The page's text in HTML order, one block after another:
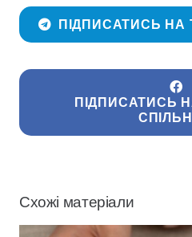
ПІДПИСАТИСЬ НА
ПІДПИСАТИСЬ
Схожі матеріали